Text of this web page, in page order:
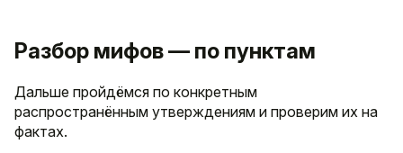
Разбор мифов — по пунктам
Дальше пройдёмся по конкретным
распространённым утверждениям и проверим их на
фактах.